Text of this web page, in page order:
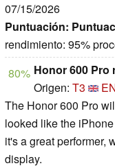
07/15/2026
Puntuación:
rendimiento: 95%
80% Honor 600
Origen: T3
The Honor 600 Pro
looked like the
it's a great performer,
display.